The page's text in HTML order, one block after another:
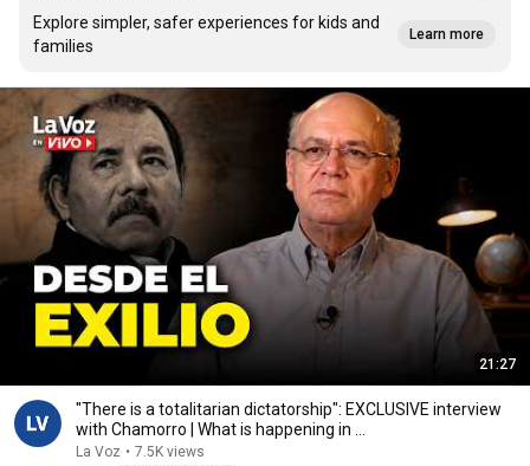
Explore simpler, safer experiences for kids and
families
Learn more
21:27
"There is a totalitarian dictatorship": EXCLUSIVE interview
with Chamorro | What is happening in ...
La Voz • 7.5K views